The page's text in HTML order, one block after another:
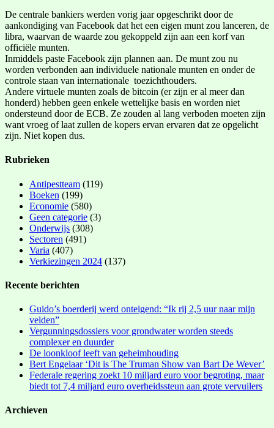
De centrale bankiers werden vorig jaar opgeschrikt door de
aankondiging van Facebook dat het een eigen munt zou lanceren, de
libra, waarvan de waarde zou gekoppeld zijn aan een korf van
officiële munten.
Inmiddels paste Facebook zijn plannen aan. De munt zou nu
worden verbonden aan individuele nationale munten en onder de
controle staan van internationale toezichthouders.
Andere virtuele munten zoals de bitcoin (er zijn er al meer dan
honderd) hebben geen enkele wettelijke basis en worden niet
ondersteund door de ECB. Ze zouden al lang verboden moeten zijn
want vroeg of laat zullen de kopers ervan ervaren dat ze opgelicht
zijn. Niet kopen dus.
Rubrieken
Antipestteam (119)
Boeken (199)
Economie (580)
Geen categorie (3)
Onderwijs (308)
Sectoren (491)
Varia (407)
Verkiezingen 2024 (137)
Recente berichten
Guido’s boerderij werd onteigend: “Ik rij 2,5 uur naar mijn
velden”
Vergunningsdossiers voor grondwater worden steeds
complexer en duurder
De loonkloof leeft van geheimhouding
Bert Engelaar ‘Dit is The Truman Show van Bart De Wever’
Federale regering zoekt 10 miljard euro voor begroting, maar
biedt tot 7,4 miljard euro overheidssteun aan grote vervuilers
Archieven